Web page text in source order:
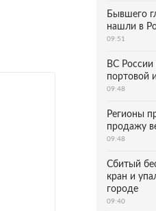
Бывшего
нашли в
09:51
ВС России
портовой
09:48
Регионы
продажу
09:48
Сбитый
кран и
городе
09:40